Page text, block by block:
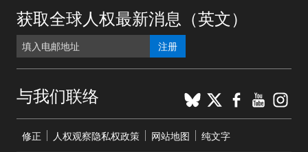
获取全球人权最新消息（英文）
注册
与我们联络 BlueSky
X
menu
修正 人权观察隐私权政策 网站地图 纯文字